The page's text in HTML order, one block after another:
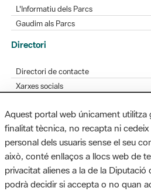
Directori de contacte
Xarxes socials
Bústia de suggeriments
Opineu sobre els parcs
MAPA WEB AVÍS LEGAL ACCESSIBILITAT
Diputació de Barcelona. Edifici Llacuna,
Barcelona. Tel. 934 022 428 /
Aquest portal web únicament utilitza
finalitat tècnica, no recapta ni
personal dels usuaris sense el seu
això, conté enllaços a llocs web de
privacitat alienes a la de la
podrà decidir si accepta o no quan